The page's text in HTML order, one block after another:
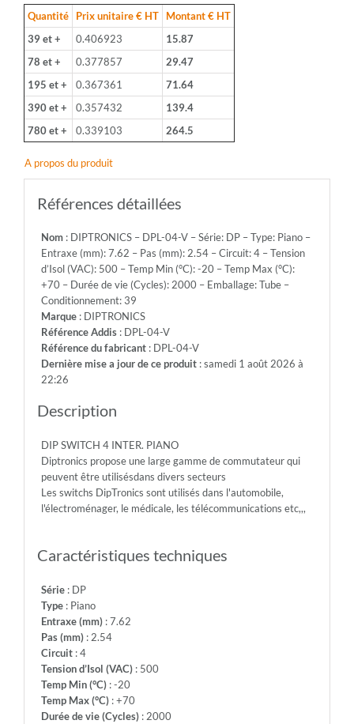
Piano
-
Entraxe
(mm):
7.62
(mm):
4
-
Tension
(VAC):
500
-
Temp
Min
(°C):
-20
-
Temp
Durée
de
vie
(Cycles):
2000
Tube
Quantité Prix unitaire € HT
Montant € HT
39 et +
0.406923
15.87
78 et +
0.377857
29.47
195 et +
0.367361
71.64
390 et +
0.357432
139.4
780 et +
0.339103 264.5
A propos du produit
Références détaillées
Nom: DIPTRONICS – DPL-04-V – Série: DP – Type: Piano –
Entraxe (mm): 7.62 – Pas (mm): 2.54 – Circuit: 4 – Tension
d’Isol (VAC): 500 – Temp Min (°C): -20 – Temp Max (°C):
+70 – Durée de vie (Cycles): 2000 – Emballage: Tube –
Conditionnement: 39
Marque: DIPTRONICS
Référence Addis: DPL-04-V
Référence du fabricant: DPL-04-V
Dernière mise a jour de ce produit: samedi 1 août 2026 à
22:26
Description
DIP SWITCH 4 INTER. PIANO
Diptronics propose une large gamme de commutateur qui
peuvent être utilisésdans divers secteurs
Les switchs DipTronics sont utilisés dans l'automobile,
l'électroménager, le médicale, les télécommunications etc,,,
Caractéristiques techniques
Série: DP
Type: Piano
Entraxe (mm): 7.62
Pas (mm): 2.54
Circuit: 4
Tension d’Isol (VAC): 500
Temp Min (°C): -20
Temp Max (°C): +70
Durée de vie (Cycles): 2000